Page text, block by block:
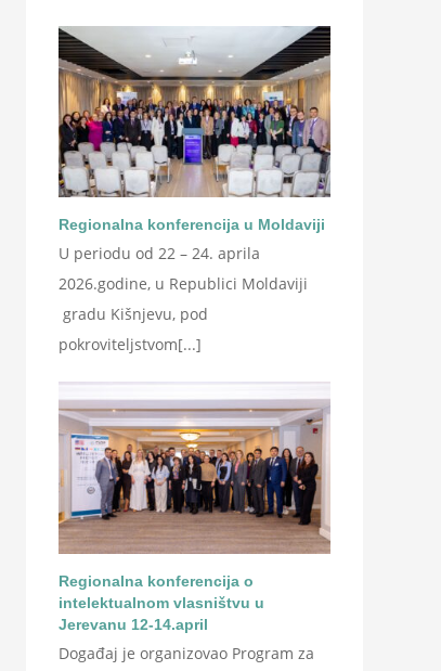
Regionalna konferencija u Moldaviji
U periodu od 22 – 24. aprila
2026.godine, u Republici Moldaviji
gradu Kišnjevu, pod
pokroviteljstvom[...]
Regionalna konferencija o
intelektualnom vlasništvu u
Jerevanu 12-14.april
Događaj je organizovao Program za